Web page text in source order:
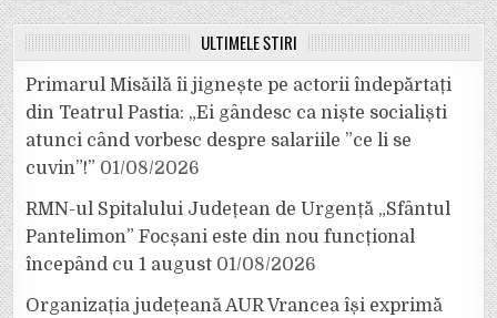
ULTIMELE ȘTIRI
Primarul Misăilă îi jignește pe actorii îndepărtați
din Teatrul Pastia: „Ei gândesc ca niște socialiști
atunci când vorbesc despre salariile ”ce li se
cuvin”!” 01/08/2026
RMN-ul Spitalului Județean de Urgență „Sfântul
Pantelimon” Focșani este din nou funcțional
începând cu 1 august 01/08/2026
Organizația județeană AUR Vrancea își exprimă